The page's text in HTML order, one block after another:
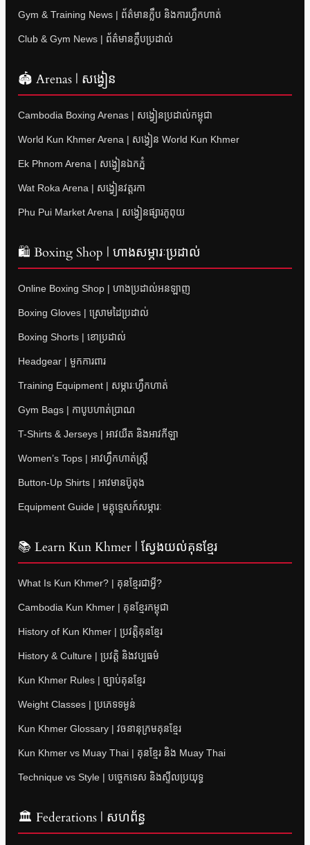
Gym & Training News | ព័ត៌មានក្លឹប និងការហ្វឹកហាត់
Club & Gym News | ព័ត៌មានក្លឹបប្រដាល់
🏟 Arenas | សង្វៀន
Cambodia Boxing Arenas | សង្វៀនប្រដាល់កម្ពុជា
World Kun Khmer Arena | សង្វៀន World Kun Khmer
Ek Phnom Arena | សង្វៀនឯកភ្នំ
Wat Roka Arena | សង្វៀនវត្តរកា
Phu Pui Market Arena | សង្វៀនផ្សារភូពុយ
🛍 Boxing Shop | ហាងសម្ភារៈប្រដាល់
Online Boxing Shop | ហាងប្រដាល់អនឡាញ
Boxing Gloves | ស្រោមដៃប្រដាល់
Boxing Shorts | ខោប្រដាល់
Headgear | មួកការពារ
Training Equipment | សម្ភារៈហ្វឹកហាត់
Gym Bags | កាបូបហាត់ប្រាណ
T-Shirts & Jerseys | អាវយឺត និងអាវកីឡា
Women’s Tops | អាវហ្វឹកហាត់ស្ត្រី
Button-Up Shirts | អាវមានប៊ូតុង
Equipment Guide | មគ្គុទ្ទេសក៍សម្ភារៈ
📚 Learn Kun Khmer | ស្វែងយល់គុនខ្មែរ
What Is Kun Khmer? | គុនខ្មែរជាអ្វី?
Cambodia Kun Khmer | គុនខ្មែរកម្ពុជា
History of Kun Khmer | ប្រវត្តិគុនខ្មែរ
History & Culture | ប្រវត្តិ និងវប្បធម៌
Kun Khmer Rules | ច្បាប់គុនខ្មែរ
Weight Classes | ប្រភេទទម្ងន់
Kun Khmer Glossary | វចនានុក្រមគុនខ្មែរ
Kun Khmer vs Muay Thai | គុនខ្មែរ និង Muay Thai
Technique vs Style | បច្ចេកទេស និងស្ទីលប្រយុទ្ធ
🏛 Federations | សហព័ន្ធ